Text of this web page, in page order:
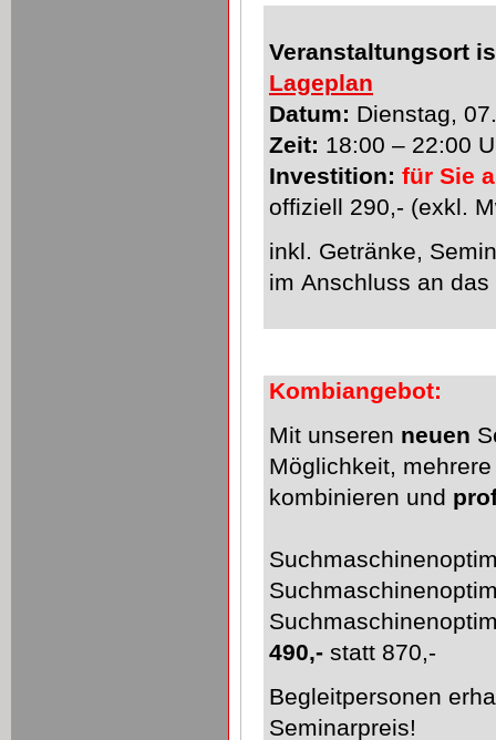
Veranstaltungsort
Lageplan
Datum: Dienstag,
Zeit: 18:00 – 22:00
Investition: für Sie
offiziell 290,- (exkl.
inkl. Getränke,
im Anschluss an
Kombiangebot:
Mit unseren neuen
Möglichkeit,
kombinieren und
490,- statt 870,-
Begleitpersonen
Seminarpreis!